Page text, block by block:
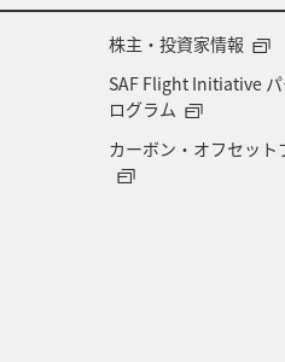
株主・投資家情報
SAF Flight Initiative
ログラム
カーボン・オフセット